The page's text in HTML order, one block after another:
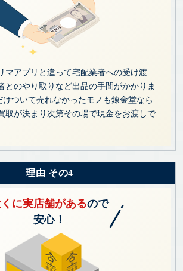
マアプリと違って宅配業者への受け渡
とのやり取りなど出品の手間がかかりま
けついて売れなかったモノも錬金堂なら
取が決まり次第その場で現金をお渡しで
理由 その4
に実店舗があるので
安心！